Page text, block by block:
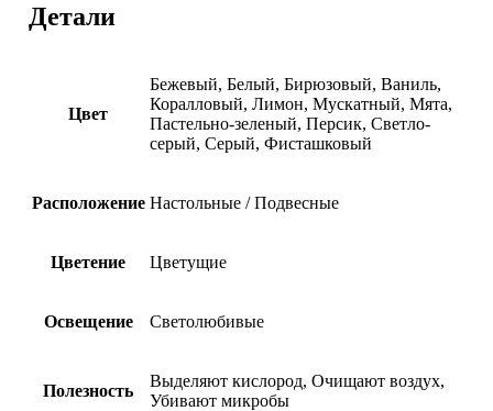
Детали
Цвет
Бежевый, Белый, Бирюзовый, Ваниль,
Коралловый, Лимон, Мускатный, Мята,
Пастельно-зеленый, Персик, Светло-
серый, Серый, Фисташковый
Расположение Настольные / Подвесные
Цветение Цветущие
Освещение Светолюбивые
Полезность
Выделяют кислород, Очищают воздух,
Убивают микробы